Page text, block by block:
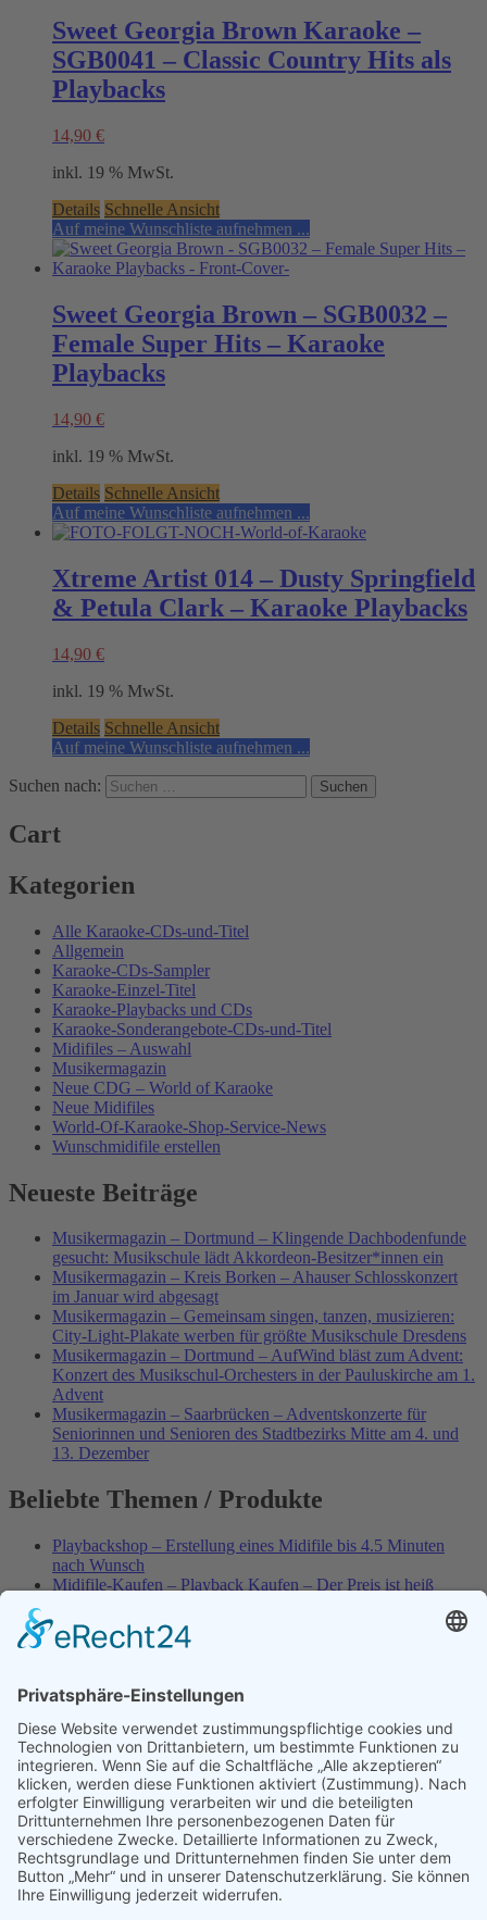
Sweet Georgia Brown Karaoke –
SGB0041 – Classic Country Hits als
Playbacks
14,90 €
inkl. 19 % MwSt.
Details Schnelle Ansicht
Auf meine Wunschliste aufnehmen ...
Sweet Georgia Brown – SGB0032 –
Female Super Hits – Karaoke
Playbacks
14,90 €
inkl. 19 % MwSt.
Details Schnelle Ansicht
Auf meine Wunschliste aufnehmen ...
Xtreme Artist 014 – Dusty Springfield
& Petula Clark – Karaoke Playbacks
14,90 €
inkl. 19 % MwSt.
Details Schnelle Ansicht
Auf meine Wunschliste aufnehmen ...
Suchen nach:
Cart
Kategorien
Alle Karaoke-CDs-und-Titel
Allgemein
Karaoke-CDs-Sampler
Karaoke-Einzel-Titel
Karaoke-Playbacks und CDs
Karaoke-Sonderangebote-CDs-und-Titel
Midifiles – Auswahl
Musikermagazin
Neue CDG – World of Karaoke
Neue Midifiles
World-Of-Karaoke-Shop-Service-News
Wunschmidifile erstellen
Neueste Beiträge
Musikermagazin – Dortmund – Klingende Dachbodenfunde
gesucht: Musikschule lädt Akkordeon-Besitzer*innen ein
Musikermagazin – Kreis Borken – Ahauser Schlosskonzert
im Januar wird abgesagt
Musikermagazin – Gemeinsam singen, tanzen, musizieren:
City-Light-Plakate werben für größte Musikschule Dresdens
Musikermagazin – Dortmund – AufWind bläst zum Advent:
Konzert des Musikschul-Orchesters in der Pauluskirche am 1.
Advent
Musikermagazin – Saarbrücken – Adventskonzerte für
Seniorinnen und Senioren des Stadtbezirks Mitte am 4. und
13. Dezember
Beliebte Themen / Produkte
Playbackshop – Erstellung eines Midifile bis 4.5 Minuten
nach Wunsch
Midifile-Kaufen – Playback Kaufen – Der Preis ist heiß
Best of Karaoke – Roy Black – Playbacks – Absolute Rarität
World-of-Karaoke – Midifiles kaufen – Ich baue Dein
Playbackshop – Erstellung eines Wunschmidifile bis 3.5
Minuten
10 Spanische All-TIME Sommerhits als Karaoke-Playbacks –
Absolute Klassiker
Playbackshop – Erstellung eines Wunschmidifile bis 3.0
Minuten
Dein AKTUELLER Warenkorb
Versandkosten
Widerruf
Shop-AGB